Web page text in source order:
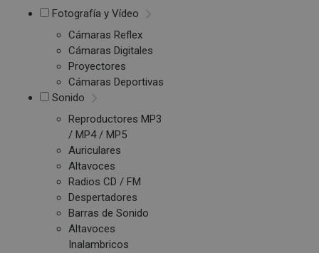
Fotografía y Vídeo
Cámaras Reflex
Cámaras Digitales
Proyectores
Cámaras Deportivas
Sonido
Reproductores MP3
/ MP4 / MP5
Auriculares
Altavoces
Radios CD / FM
Despertadores
Barras de Sonido
Altavoces
Inalambricos